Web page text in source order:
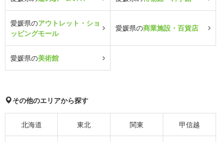
愛媛県のアウトレット・ショ
ッピングモール
愛媛県の商業施設・百貨店
愛媛県の美術館
その他のエリアから探す
北海道 東北 関東 甲信越